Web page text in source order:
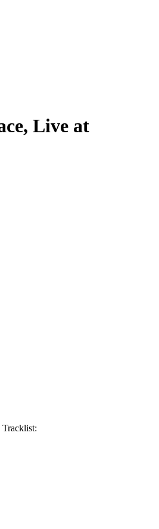
Live at
Tracklist: